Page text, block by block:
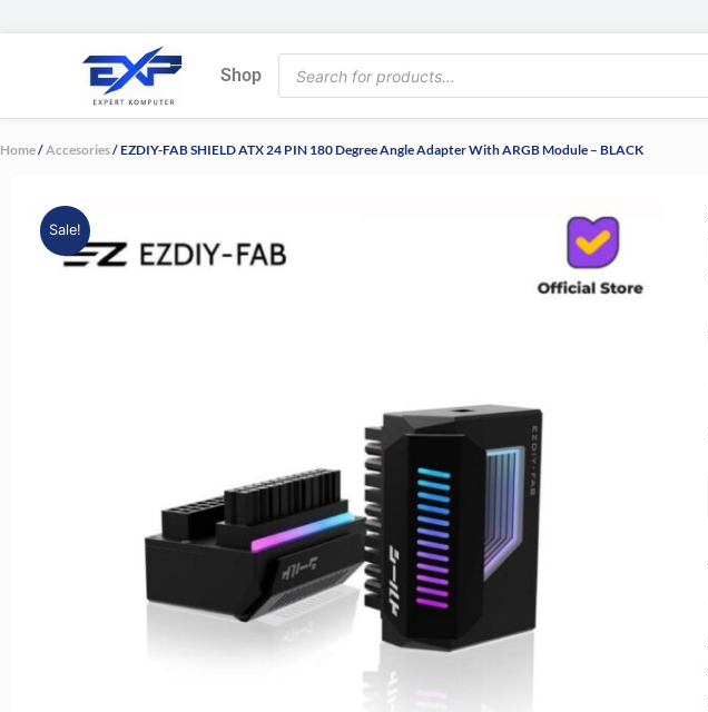
Shop
Products
search
Home/Accesories/ EZDIY-FAB SHIELD ATX 24 PIN 180 Degree Angle Adapter With ARGB Module – BLACK
Sale!